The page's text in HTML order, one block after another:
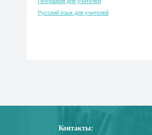
Русский язык для учителей
Контакты: